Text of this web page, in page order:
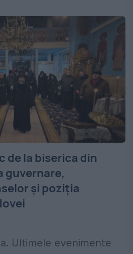
de la biserica din
guvernare,
şi poziţia
Ultimele evenimente